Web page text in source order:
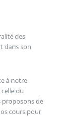
des
dans son
à notre
du
proposons de
cours pour